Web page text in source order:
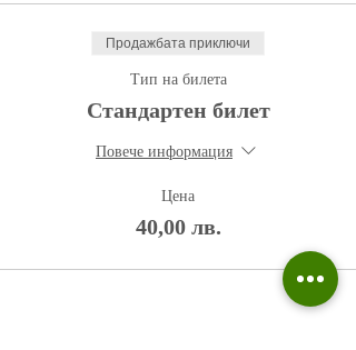
Продажбата приключи
Тип на билета
Стандартен билет
Повече информация
Цена
40,00 лв.